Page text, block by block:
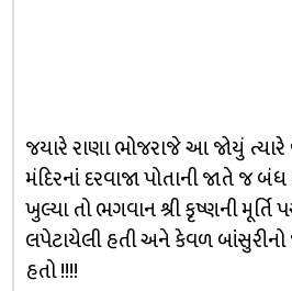
જયારે રાણા ભોજરાજે આ જોયું
મંદિરનાં દરવાજા પોતાની જાતે જ
ખુલ્યા તો ભગવાન શ્રી કૃષ્ણની મૂર્તિ
લપેટાયેલી હતી અને કેવળ
હતો !!!!